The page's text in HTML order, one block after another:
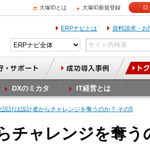
大塚IDとは 大塚ID新規登録
ERPナビとは 資料請求・お
DXのミカタ IT経営とは
計は設計者からチャレンジを奪うのか？ その5
チャレンジを奪う